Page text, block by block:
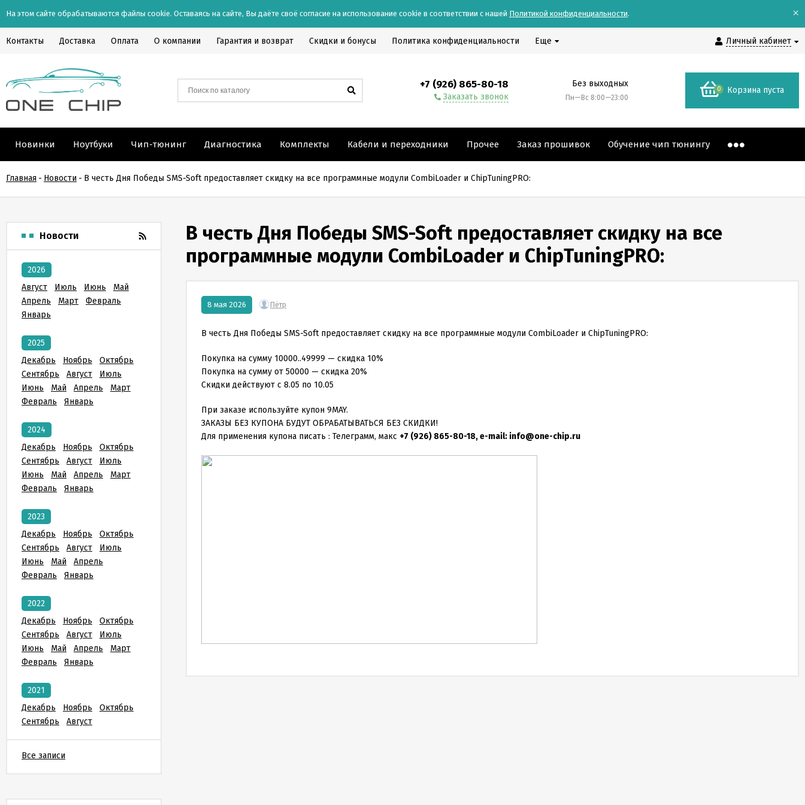
На этом сайте обрабатываются файлы cookie. Оставаясь на сайте, Вы даёте своё согласие на использование cookie в соответствии с нашей Политикой конфиденциальности. ×
Личный кабинет
Контакты Доставка Оплата О компании Гарантия и возврат Скидки и бонусы Политика конфиденциальности Еще
+7 (926) 865-80-18
Заказать звонок
Без выходных
Пн—Вс 8:00—23:00
0 Корзина пуста
Новинки Ноутбуки Чип-тюнинг Диагностика Комплекты Кабели и переходники Прочее Заказ прошивок Обучение чип тюнингу
Главная - Новости - В честь Дня Победы SMS-Soft предоставляет скидку на все программные модули CombiLoader и СhipTuningPRO:
В честь Дня Победы SMS-Soft предоставляет скидку на все
программные модули CombiLoader и СhipTuningPRO:
8 мая 2026 Пётр
В честь Дня Победы SMS-Soft предоставляет скидку на все программные модули CombiLoader и СhipTuningPRO:
Покупка на сумму 10000..49999 — скидка 10%
Покупка на сумму от 50000 — скидка 20%
Скидки действуют с 8.05 по 10.05
При заказе используйте купон 9MAY.
ЗАКАЗЫ БЕЗ КУПОНА БУДУТ ОБРАБАТЫВАТЬСЯ БЕЗ СКИДКИ!
Для применения купона писать : Телеграмм, макс +7 (926) 865-80-18, e-mail: info@one-chip.ru
Новости
2026
Август
Июль Июнь
Май
Апрель
Март
Февраль
Январь
2025
Декабрь
Ноябрь
Октябрь
Сентябрь
Август
Июль
Июнь
Май Апрель
Март
Февраль
Январь
2024
Декабрь
Ноябрь
Октябрь
Сентябрь
Август
Июль
Июнь
Май Апрель
Март
Февраль
Январь
2023
Декабрь
Ноябрь
Октябрь
Сентябрь
Август
Июль
Июнь
Май
Апрель
Февраль
Январь
2022
Декабрь
Ноябрь
Октябрь
Сентябрь
Август
Июль
Июнь
Май Апрель
Март
Февраль
Январь
2021
Декабрь
Ноябрь
Октябрь
Сентябрь
Август
Все записи